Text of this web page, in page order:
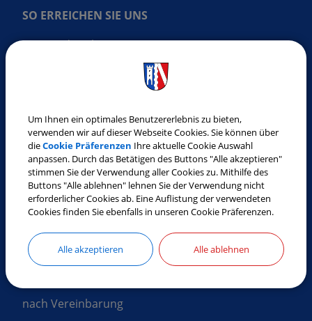
SO ERREICHEN SIE UNS
Gemeinde Laberweinting
Fax: 08772 9619-30
E-Mail:gemeinde@laberweinting.de
Web:www.laberweinting.de
ÖFFNUNGSZEITEN
Montag
nach Vereinbarung
Um Ihnen ein optimales Benutzererlebnis zu bieten,
verwenden wir auf dieser Webseite Cookies. Sie können über
dieCookie Präferenzen Ihre aktuelle Cookie Auswahl
anpassen. Durch das Betätigen des Buttons "Alle akzeptieren"
stimmen Sie der Verwendung aller Cookies zu. Mithilfe des
Buttons "Alle ablehnen" lehnen Sie der Verwendung nicht
erforderlicher Cookies ab. Eine Auflistung der verwendeten
Cookies finden Sie ebenfalls in unseren Cookie Präferenzen.
Alle akzeptieren Alle ablehnen